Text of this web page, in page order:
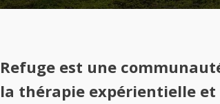
Refuge est une
la thérapie expérientielle